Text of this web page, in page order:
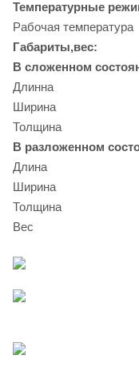
Температурные
Рабочая температура
Габариты,вес:
В сложенном
Длинна
Ширина
Толщина
В разложенном
Длина
Ширина
Толщина
Вес